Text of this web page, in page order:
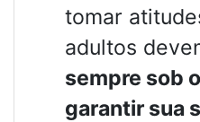
tomar
adultos
sempre sob
garantir sua